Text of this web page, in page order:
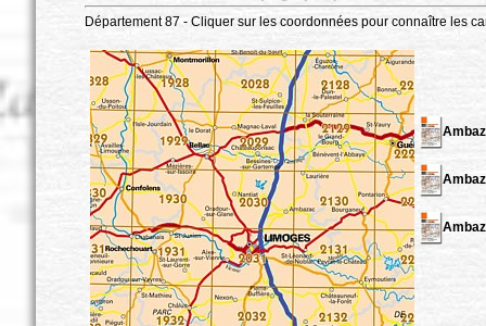
Département 87 - Cliquer sur les coordonnées pour connaître les